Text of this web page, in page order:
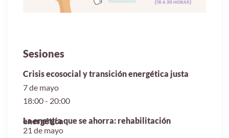
Sesiones
Crisis ecosocial y transición energética justa
7 de mayo
18:00 - 20:00
La energía que se ahorra: rehabilitación energética
21 de mayo